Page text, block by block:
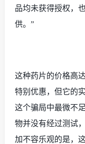
品均未获得授权，
供。”
这种药片的价格高达
特别优惠，但它的
这个骗局中最微不
物并没有经过测试
加不容乐观的是，